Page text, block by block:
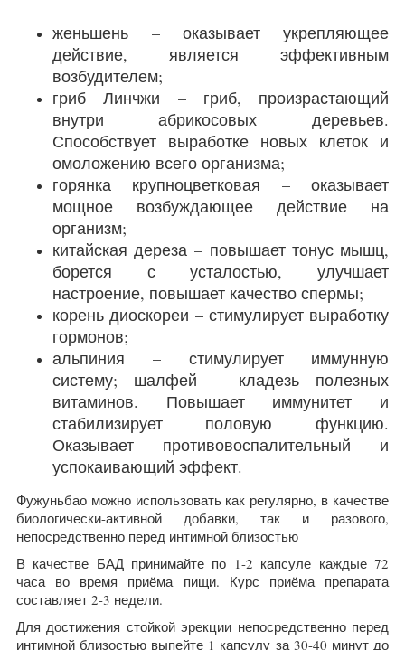
женьшень – оказывает укрепляющее
действие, является эффективным
возбудителем;
гриб Линчжи – гриб, произрастающий
внутри абрикосовых деревьев.
Способствует выработке новых клеток и
омоложению всего организма;
горянка крупноцветковая – оказывает
мощное возбуждающее действие на
организм;
китайская дереза – повышает тонус мышц,
борется с усталостью, улучшает
настроение, повышает качество спермы;
корень диоскореи – стимулирует выработку
гормонов;
альпиния – стимулирует иммунную
систему; шалфей – кладезь полезных
витаминов. Повышает иммунитет и
стабилизирует половую функцию.
Оказывает противовоспалительный и
успокаивающий эффект.
Фужуньбао можно использовать как регулярно, в качестве
биологически-активной добавки, так и разового,
непосредственно перед интимной близостью
В качестве БАД принимайте по 1-2 капсуле каждые 72
часа во время приёма пищи. Курс приёма препарата
составляет 2-3 недели.
Для достижения стойкой эрекции непосредственно перед
интимной близостью выпейте 1 капсулу за 30-40 минут до